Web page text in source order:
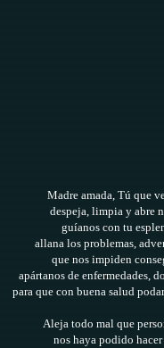
Madre amada, Tú que
despeja, limpia y abre
guíanos con tu
allana los problemas,
que nos impiden
apártanos de enfermedades,
para que con buena salud
Aleja todo mal que
nos haya podido hacer